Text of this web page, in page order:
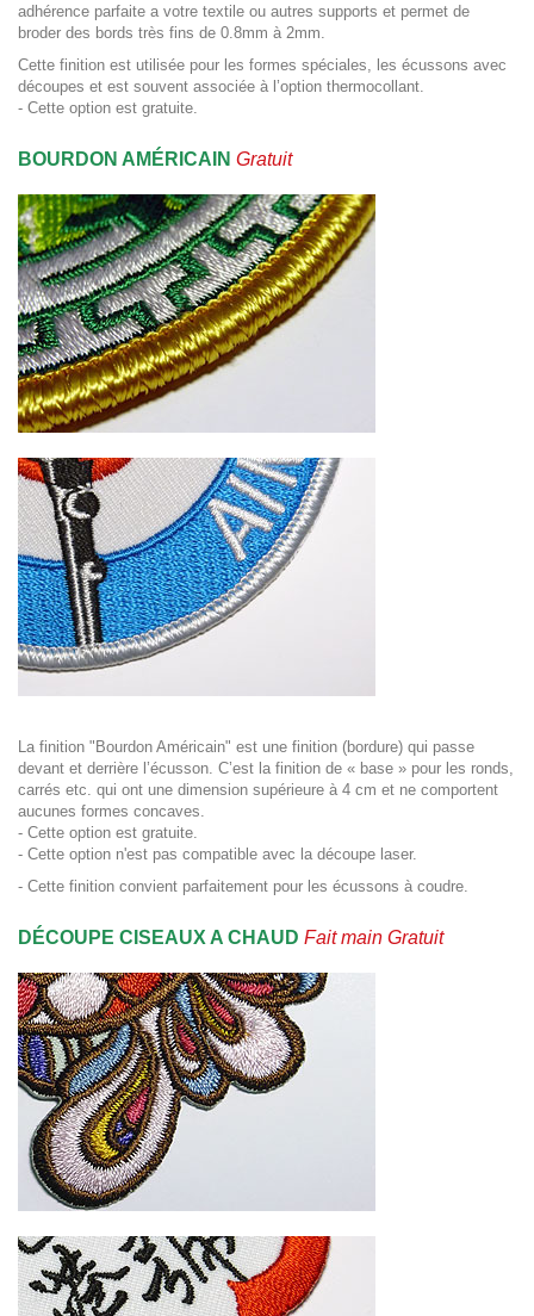
adhérence parfaite a votre textile ou autres supports et permet de
broder des bords très fins de 0.8mm à 2mm.
Cette finition est utilisée pour les formes spéciales, les écussons avec
découpes et est souvent associée à l’option thermocollant.
- Cette option est gratuite.
BOURDON AMÉRICAIN Gratuit
La finition "Bourdon Américain" est une finition (bordure) qui passe
devant et derrière l’écusson. C’est la finition de « base » pour les ronds,
carrés etc. qui ont une dimension supérieure à 4 cm et ne comportent
aucunes formes concaves.
- Cette option est gratuite.
- Cette option n'est pas compatible avec la découpe laser.
- Cette finition convient parfaitement pour les écussons à coudre.
DÉCOUPE CISEAUX A CHAUD Fait main Gratuit